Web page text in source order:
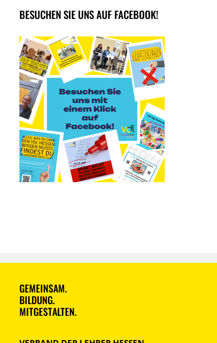
BESUCHEN SIE UNS AUF FACEBOOK!
GEMEINSAM.
BILDUNG.
MITGESTALTEN.